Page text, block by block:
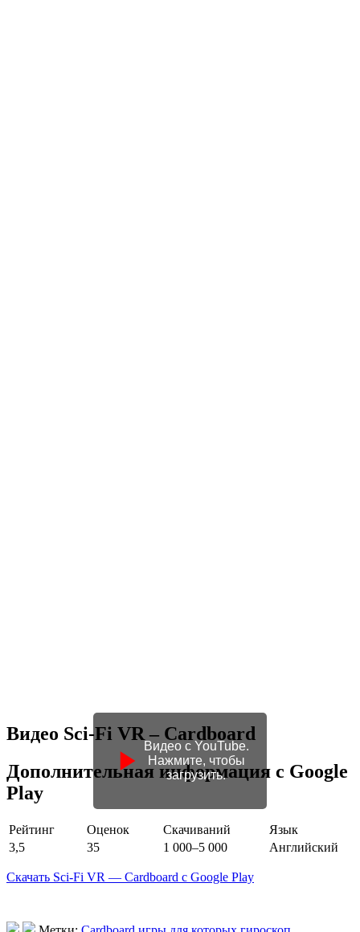
Видео Sci-Fi VR – Cardboard
Видео с YouTube.
Нажмите, чтобы
загрузить.
Дополнительная информация с Google
Play
Рейтинг Оценок Скачиваний
Язык
3,5
35 1 000–5 000 Английский
Скачать Sci-Fi VR — Cardboard с Google Play